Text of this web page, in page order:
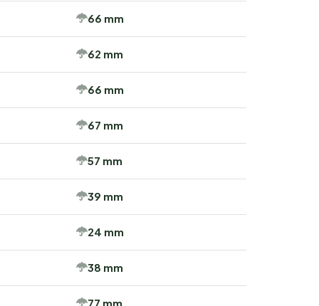
66 mm
62 mm
66 mm
67 mm
57 mm
39 mm
24 mm
38 mm
77 mm